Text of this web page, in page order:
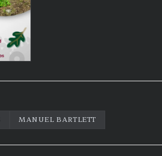
MANUEL BARTLETT